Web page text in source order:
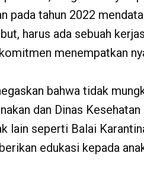
pada tahun 2022
harus ada sebuah
menempatkan
bahwa tidak
dan Dinas
lain seperti Balai
edukasi kepada